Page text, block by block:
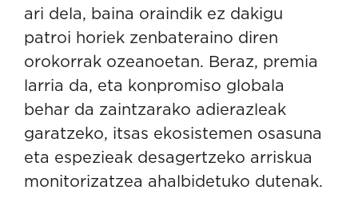
ari dela, baina oraindik ez dakigu
patroi horiek zenbateraino diren
orokorrak ozeanoetan. Beraz, premia
larria da, eta konpromiso globala
behar da zaintzarako adierazleak
garatzeko, itsas ekosistemen osasuna
eta espezieak desagertzeko arriskua
monitorizatzea ahalbidetuko dutenak.